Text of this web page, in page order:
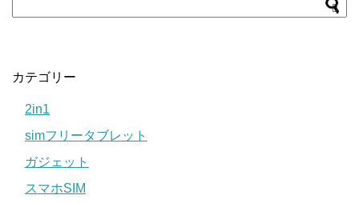
カテゴリー
2in1
simフリータブレット
ガジェット
スマホSIM